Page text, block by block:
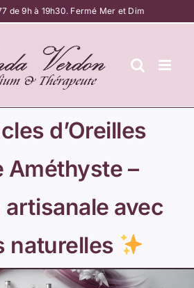
de 9h à 19h30. Fermé Mer et Dim
d’Oreilles
Améthyste –
artisanale avec
naturelles